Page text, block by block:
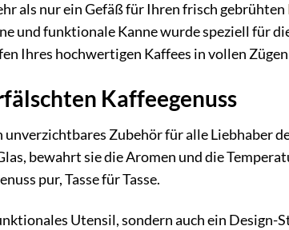
als nur ein Gefäß für Ihren frisch gebrühten
und funktionale Kanne wurde speziell für
Ihres hochwertigen Kaffees in vollen
Kaffeegenuss
unverzichtbares Zubehör für alle Liebhaber
bewahrt sie die Aromen und die
pur, Tasse für Tasse.
Utensil, sondern auch ein Design-